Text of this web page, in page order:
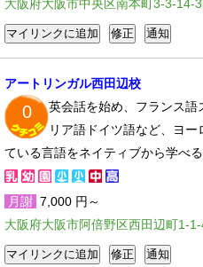
大阪府大阪市中央区南本町3-3-14-
アートリンガル西田辺校
0
英会話を始め、フランス語
リア語ドイツ語など、ヨー
ている言語をネイティブから学べ
月謝 7,000 円～
大阪府大阪市阿倍野区西田辺町1-